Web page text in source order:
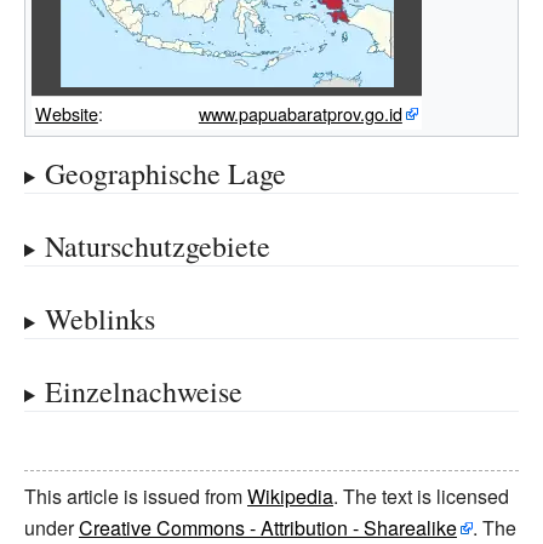
Website: www.papuabaratprov.go.id
Geographische Lage
Naturschutzgebiete
Weblinks
Einzelnachweise
This article is issued fromWikipedia. The text is licensed
underCreative Commons - Attribution - Sharealike . The